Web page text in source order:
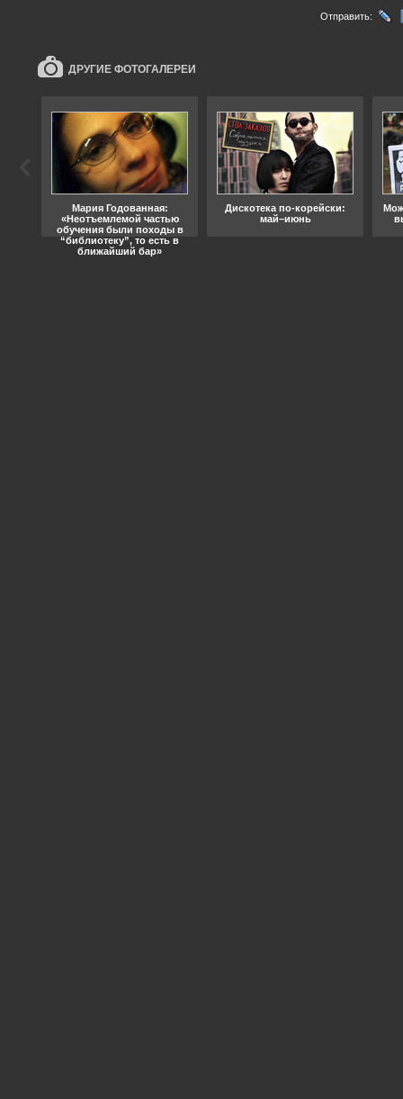
Отправить:
ДРУГИЕ ФОТОГАЛЕРЕИ
Мария Годованная:
«Неотъемлемой частью
обучения были походы в
“библиотеку”, то есть в
ближайший бар»
Дискотека по-корейски:
май–июнь